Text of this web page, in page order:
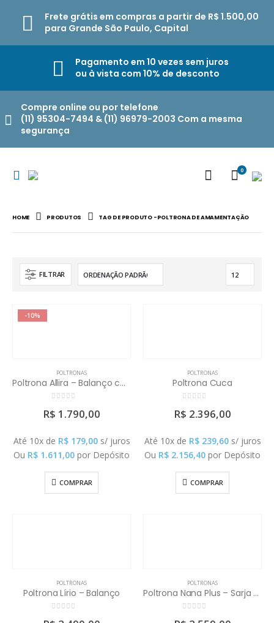
Frete grátis em compras a partir de R$ 1.500,00
para Grande São Paulo, Capital
Pagamento em 10 vezes sem juros
ou à vista com 10% de desconto
Compre online ou por telefone
(11) 95304-7494 & (11) 96979-2003 Com a mesma
segurança
0
HOME PRODUTOS TAG DE PRODUTO -POLTRONA DE AMAMENTAÇÃO
FILTRAR
-10%
POLTRONAS
Poltrona Allira – Balanço com Puff (Tecido a Definir)
R$ 1.790,00
Até 10x de R$179,00 s/ juros
Ou R$ 1.611,00 por Depósito
COMPRAR
POLTRONAS
Poltrona Cuca
R$ 2.396,00
Até 10x de R$239,60 s/ juros
Ou R$ 2.156,40 por Depósito
COMPRAR
POLTRONAS
Poltrona Lírio – Balanço
POLTRONAS
Poltrona Nana Plus – Sarja (Não acompanha puff)